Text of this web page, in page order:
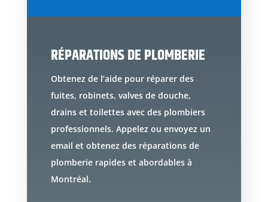
RÉPARATIONS DE PLOMBERIE
Obtenez de l’aide pour réparer des
fuites, robinets, valves de douche,
drains et toilettes avec des plombiers
professionnels. Appelez ou envoyez un
email et obtenez des réparations de
plomberie rapides et abordables à
Montréal.